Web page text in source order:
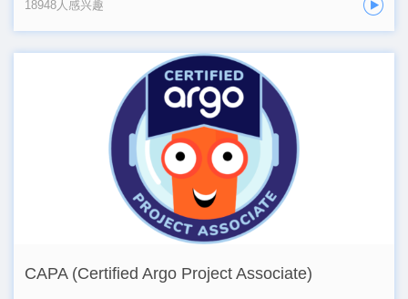
18948人感兴趣
CAPA (Certified Argo Project Associate)